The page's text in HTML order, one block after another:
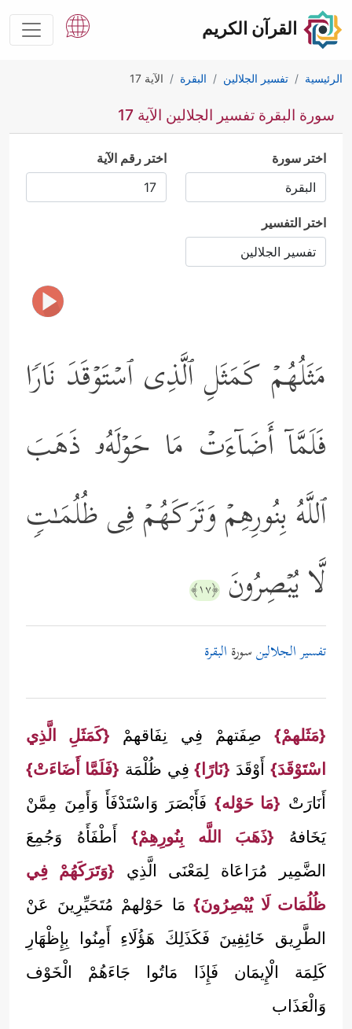
القرآن الكريم
الرئيسية تفسير الجلالين البقرة الآية 17
سورة البقرة تفسير الجلالين الآية 17
اختر سورة اختر رقم الآية
اختر التفسير
مَثَلُهُمۡ كَمَثَلِ ٱلَّذِی ٱسۡتَوۡقَدَ نَارࣰا
فَلَمَّاۤ أَضَاۤءَتۡ مَا حَوۡلَهُۥ ذَهَبَ
ٱللَّهُ بِنُورِهِمۡ وَتَرَكَهُمۡ فِی ظُلُمَـٰتࣲ
لَّا یُبۡصِرُونَ ﴿١٧﴾
تفسير الجلالينسورة البقرة
{مَثَلهمْ}صِفَتهمْ فِي نِفَاقهمْ {كَمَثَلِ الَّذِي
اسْتَوْقَدَ}أَوْقَدَ {نَارًا}فِي ظُلْمَة {فَلَمَّا أَضَاءَتْ}
أَنَارَتْ {مَا حَوْله} فَأَبْصَرَ وَاسْتَدْفَأَ وَأَمِنَ مِمَّنْ
يَخَافهُ {ذَهَبَ اللَّه بِنُورِهِمْ}أَطْفَأَهُ وَجُمِعَ
الضَّمِير مُرَاعَاة لِمَعْنَى الَّذِي {وَتَرَكَهُمْ فِي
ظُلُمَات لَا يُبْصِرُونَ} مَا حَوْلهمْ مُتَحَيِّرِينَ عَنْ
الطَّرِيق خَائِفِينَ فَكَذَلِكَ هَؤُلَاءِ أَمِنُوا بِإِظْهَارِ
كَلِمَة الْإِيمَان فَإِذَا مَاتُوا جَاءَهُمْ الْخَوْف
وَالْعَذَاب